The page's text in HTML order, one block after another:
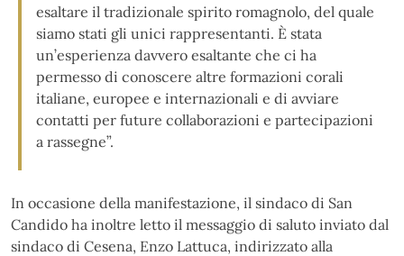
esaltare il tradizionale spirito romagnolo, del quale
siamo stati gli unici rappresentanti. È stata
un’esperienza davvero esaltante che ci ha
permesso di conoscere altre formazioni corali
italiane, europee e internazionali e di avviare
contatti per future collaborazioni e partecipazioni
a rassegne”.
In occasione della manifestazione, il sindaco di San
Candido ha inoltre letto il messaggio di saluto inviato dal
sindaco di Cesena, Enzo Lattuca, indirizzato alla